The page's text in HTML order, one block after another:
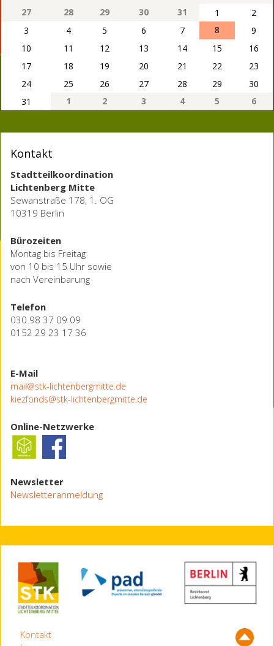
27
28 29 30 31 1
2
3
4 5 6 7 8
9
10
11 12 13 14 15
16
17
18 19 20 21 22
23
24
25 26 27 28 29
30
31
1 2 3 4 5 6
Kontakt
Stadtteilkoordination
Lichtenberg Mitte
Sewanstraße 178, 1. OG
10319 Berlin
Bürozeiten
Montag bis Freitag
von 10 bis 15 Uhr sowie
nach Vereinbarung
Telefon
030 98 37 09 09
0152 29 23 17 36
E-Mail
mail@stk-lichtenbergmitte.de
kiezfonds@stk-lichtenbergmitte.de
Online-Netzwerke
Newsletter
Newsletteranmeldung
Kontakt